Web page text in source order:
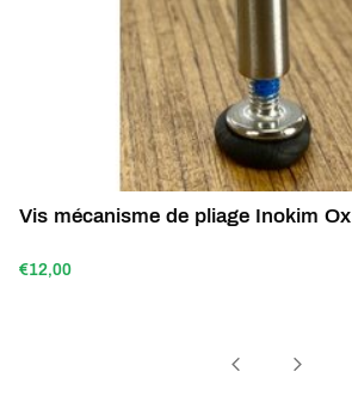
Vis mécanisme de pliage Inokim Ox
€12,00